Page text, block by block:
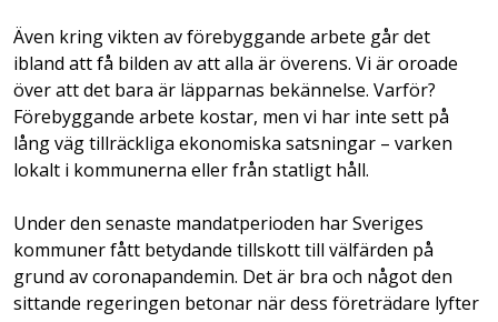
Även kring vikten av förebyggande arbete går det
ibland att få bilden av att alla är överens. Vi är oroade
över att det bara är läpparnas bekännelse. Varför?
Förebyggande arbete kostar, men vi har inte sett på
lång väg tillräckliga ekonomiska satsningar – varken
lokalt i kommunerna eller från statligt håll.
Under den senaste mandatperioden har Sveriges
kommuner fått betydande tillskott till välfärden på
grund av coronapandemin. Det är bra och något den
sittande regeringen betonar när dess företrädare lyfter